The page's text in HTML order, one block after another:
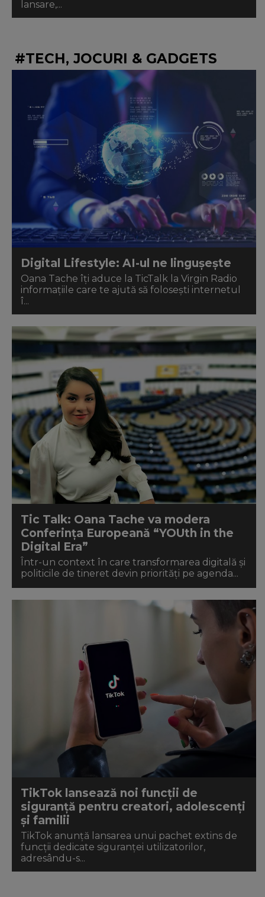
lansare,...
#TECH, JOCURI & GADGETS
Digital Lifestyle: AI-ul ne lingușește
Oana Tache îți aduce la TicTalk la Virgin Radio
informațiile care te ajută să folosești internetul
î...
Tic Talk: Oana Tache va modera
Conferința Europeană “YOUth in the
Digital Era”
Într-un context în care transformarea digitală și
politicile de tineret devin priorități pe agenda...
TikTok lansează noi funcții de
siguranță pentru creatori, adolescenți
și familii
TikTok anunță lansarea unui pachet extins de
funcții dedicate siguranței utilizatorilor,
adresându-s...